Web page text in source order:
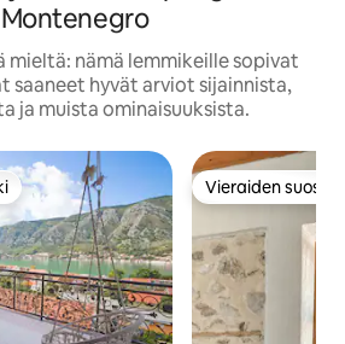
Montenegro
mieltä: nämä lemmikeille sopivat
saaneet hyvät arviot sijainnista,
ja muista ominaisuuksista.
parhaimmistoa Vieraiden
Vieraiden